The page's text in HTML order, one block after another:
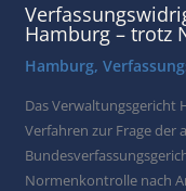
Hamburg – trotz
Hamburg,
Das Verwaltungsgericht
Verfahren zur Frage der
Normenkontrolle nach